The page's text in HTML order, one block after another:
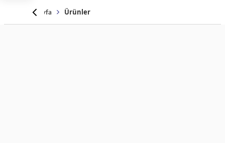
Anasayfa Ürünler